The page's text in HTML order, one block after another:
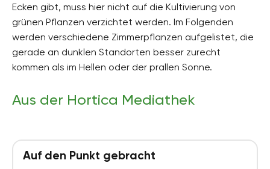
Ecken gibt, muss hier nicht auf die Kultivierung von
grünen Pflanzen verzichtet werden. Im Folgenden
werden verschiedene Zimmerpflanzen aufgelistet, die
gerade an dunklen Standorten besser zurecht
kommen als im Hellen oder der prallen Sonne.
Aus der Hortica Mediathek
Auf den Punkt gebracht